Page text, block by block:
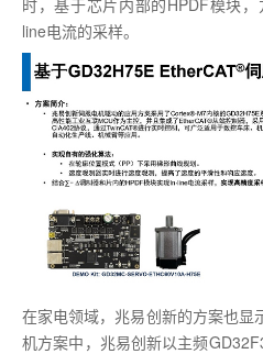
line电流的采样。
在家电领域，兆易创新的方案也显
机方案中，兆易创新以主频